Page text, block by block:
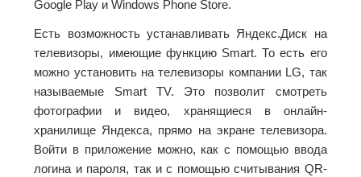
Google Play и Windows Phone Store.
Есть возможность устанавливать Яндекс.Диск на
телевизоры, имеющие функцию Smart. То есть его
можно установить на телевизоры компании LG, так
называемые Smart TV. Это позволит смотреть
фотографии и видео, хранящиеся в онлайн-
хранилище Яндекса, прямо на экране телевизора.
Войти в приложение можно, как с помощью ввода
логина и пароля, так и с помощью считывания QR-